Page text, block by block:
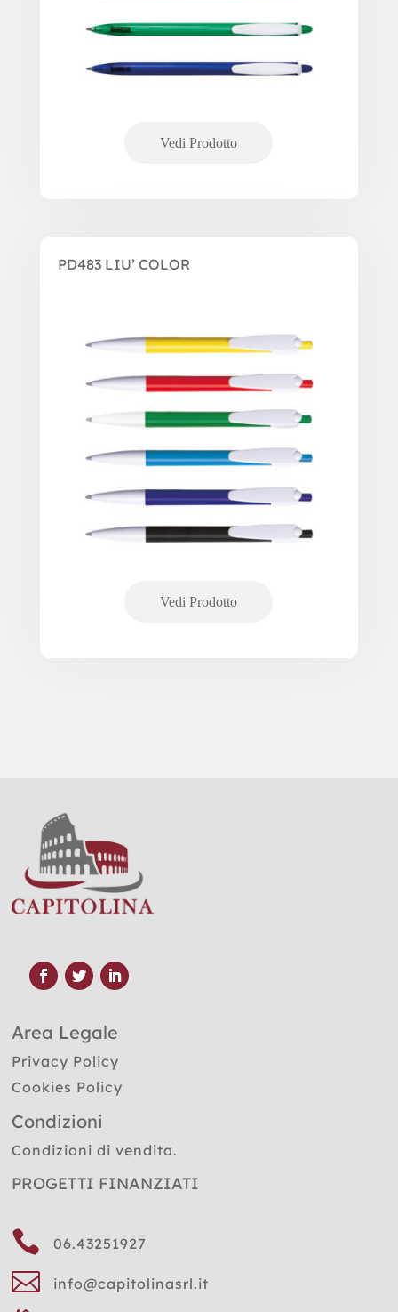
PD483 LIU’ COLOR
Area Legale
Privacy Policy
Cookies Policy
Condizioni
Condizioni di vendita.
PROGETTI FINANZIATI
 06.43251927
 info@capitolinasrl.it